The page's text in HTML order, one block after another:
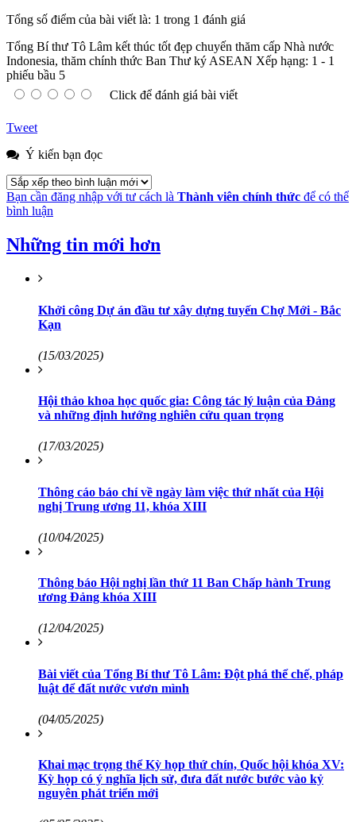
Tổng số điểm của bài viết là: 1 trong 1 đánh giá
Tổng Bí thư Tô Lâm kết thúc tốt đẹp chuyến thăm cấp Nhà nước
Indonesia, thăm chính thức Ban Thư ký ASEAN Xếp hạng: 1 - 1
phiếu bầu 5
Click để đánh giá bài viết
Tweet
Ý kiến bạn đọc
Bạn cần đăng nhập với tư cách là Thành viên chính thức để có thể
bình luận
Những tin mới hơn
Khởi công Dự án đầu tư xây dựng tuyến Chợ Mới - Bắc
Kạn
(15/03/2025)
Hội thảo khoa học quốc gia: Công tác lý luận của Đảng
và những định hướng nghiên cứu quan trọng
(17/03/2025)
Thông cáo báo chí về ngày làm việc thứ nhất của Hội
nghị Trung ương 11, khóa XIII
(10/04/2025)
Thông báo Hội nghị lần thứ 11 Ban Chấp hành Trung
ương Đảng khóa XIII
(12/04/2025)
Bài viết của Tổng Bí thư Tô Lâm: Đột phá thể chế, pháp
luật để đất nước vươn mình
(04/05/2025)
Khai mạc trọng thể Kỳ họp thứ chín, Quốc hội khóa XV:
Kỳ họp có ý nghĩa lịch sử, đưa đất nước bước vào kỷ
nguyên phát triển mới